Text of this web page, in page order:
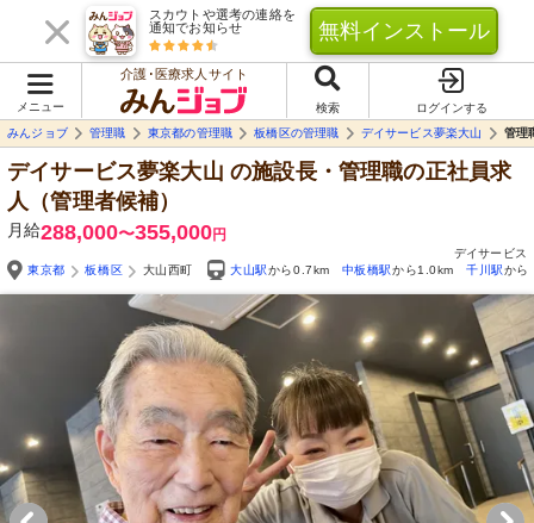
スカウトや選考の連絡を
通知でお知らせ
無料インストール
メニュー
介護･医療求人サイト
検索
ログインする
みんジョブ
管理職 東京都の管理職 板橋区の管理職 デイサービス夢楽大山 管理
デイサービス夢楽大山 の施設長・管理職の正社員求
人（管理者候補）
月給288,000〜355,000円
デイサービス
東京都
板橋区 大山西町 大山駅から0.7km 中板橋駅から1.0km 千川駅から